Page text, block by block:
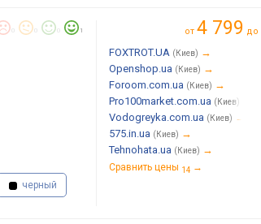
1
черный
от 4 799 до
FOXTROT.UA (Киев) →
Openshop.ua (Киев) →
Foroom.com.ua (Киев) →
Pro100market.com.ua (Киев)
Vodogreyka.com.ua (Киев) →
575.in.ua (Киев) →
Tehnohata.ua (Киев) →
Сравнить цены 14 →